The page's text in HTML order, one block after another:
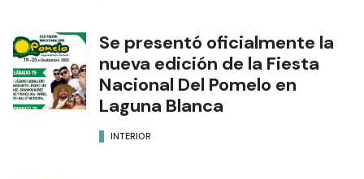
Se presentó oficialmente la
nueva edición de la Fiesta
Nacional Del Pomelo en
Laguna Blanca
INTERIOR